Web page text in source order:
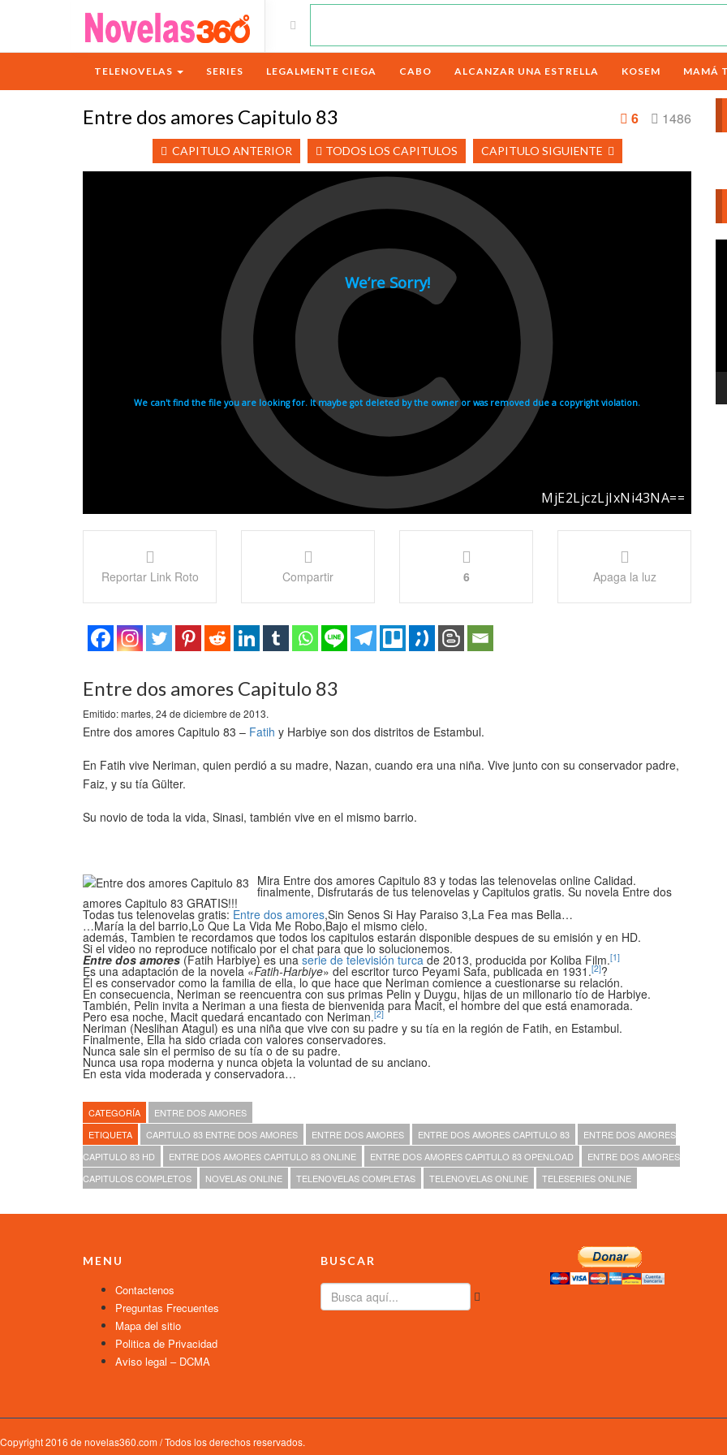
TELENOVELAS SERIES LEGALMENTE CIEGA CABO ALCANZAR UNA ESTRELLA KOSEM MAMÁ
Entre dos amores Capitulo 83 1486
6
CAPITULO ANTERIOR TODOS LOS CAPITULOS CAPITULO SIGUIENTE
Reportar Link Roto Compartir 6 Apaga la luz
Entre dos amores Capitulo 83
Emitido: martes, 24 de diciembre de 2013.
Entre dos amores Capitulo 83 – Fatih y Harbiye son dos distritos de Estambul.
En Fatih vive Neriman, quien perdió a su madre, Nazan, cuando era una niña. Vive junto con su conservador padre,
Faiz, y su tía Gülter.
Su novio de toda la vida, Sinasi, también vive en el mismo barrio.
Mira Entre dos amores Capitulo 83 y todas las telenovelas online Calidad.
finalmente, Disfrutarás de tus telenovelas y Capitulos gratis. Su novela Entre dos
amores Capitulo 83 GRATIS!!!
Todas tus telenovelas gratis: Entre dos amores,Sin Senos Si Hay Paraiso 3,La Fea mas Bella…
…María la del barrio,Lo Que La Vida Me Robo,Bajo el mismo cielo.
además, Tambien te recordamos que todos los capitulos estarán disponible despues de su emisión y en HD.
Si el video no reproduce notificalo por el chat para que lo solucionemos.
Entre dos amores (Fatih Harbiye) es una serie de televisión turca de 2013, producida por Koliba Film.[1]
Es una adaptación de la novela «Fatih-Harbiye» del escritor turco Peyami Safa, publicada en 1931.[2]?
Él es conservador como la familia de ella, lo que hace que Neriman comience a cuestionarse su relación.
En consecuencia, Neriman se reencuentra con sus primas Pelin y Duygu, hijas de un millonario tío de Harbiye.
También, Pelin invita a Neriman a una fiesta de bienvenida para Macit, el hombre del que está enamorada.
Pero esa noche, Macit quedará encantado con Neriman.[2]
Neriman (Neslihan Atagul) es una niña que vive con su padre y su tía en la región de Fatih, en Estambul.
Finalmente, Ella ha sido criada con valores conservadores.
Nunca sale sin el permiso de su tía o de su padre.
Nunca usa ropa moderna y nunca objeta la voluntad de su anciano.
En esta vida moderada y conservadora…
CATEGORÍA
ENTRE DOS AMORES
ETIQUETA
CAPITULO 83 ENTRE DOS AMORES ENTRE DOS AMORES ENTRE DOS AMORES CAPITULO 83
ENTRE DOS AMORES
CAPITULO 83 HD
ENTRE DOS AMORES CAPITULO 83 ONLINE ENTRE DOS AMORES CAPITULO 83 OPENLOAD
ENTRE DOS AMORES
CAPITULOS COMPLETOS
NOVELAS ONLINE TELENOVELAS COMPLETAS TELENOVELAS ONLINE TELESERIES ONLINE
MENU
Contactenos
Preguntas Frecuentes
Mapa del sitio
Politica de Privacidad
Aviso legal – DCMA
BUSCAR
Copyright 2016 de novelas360.com / Todos los derechos reservados.